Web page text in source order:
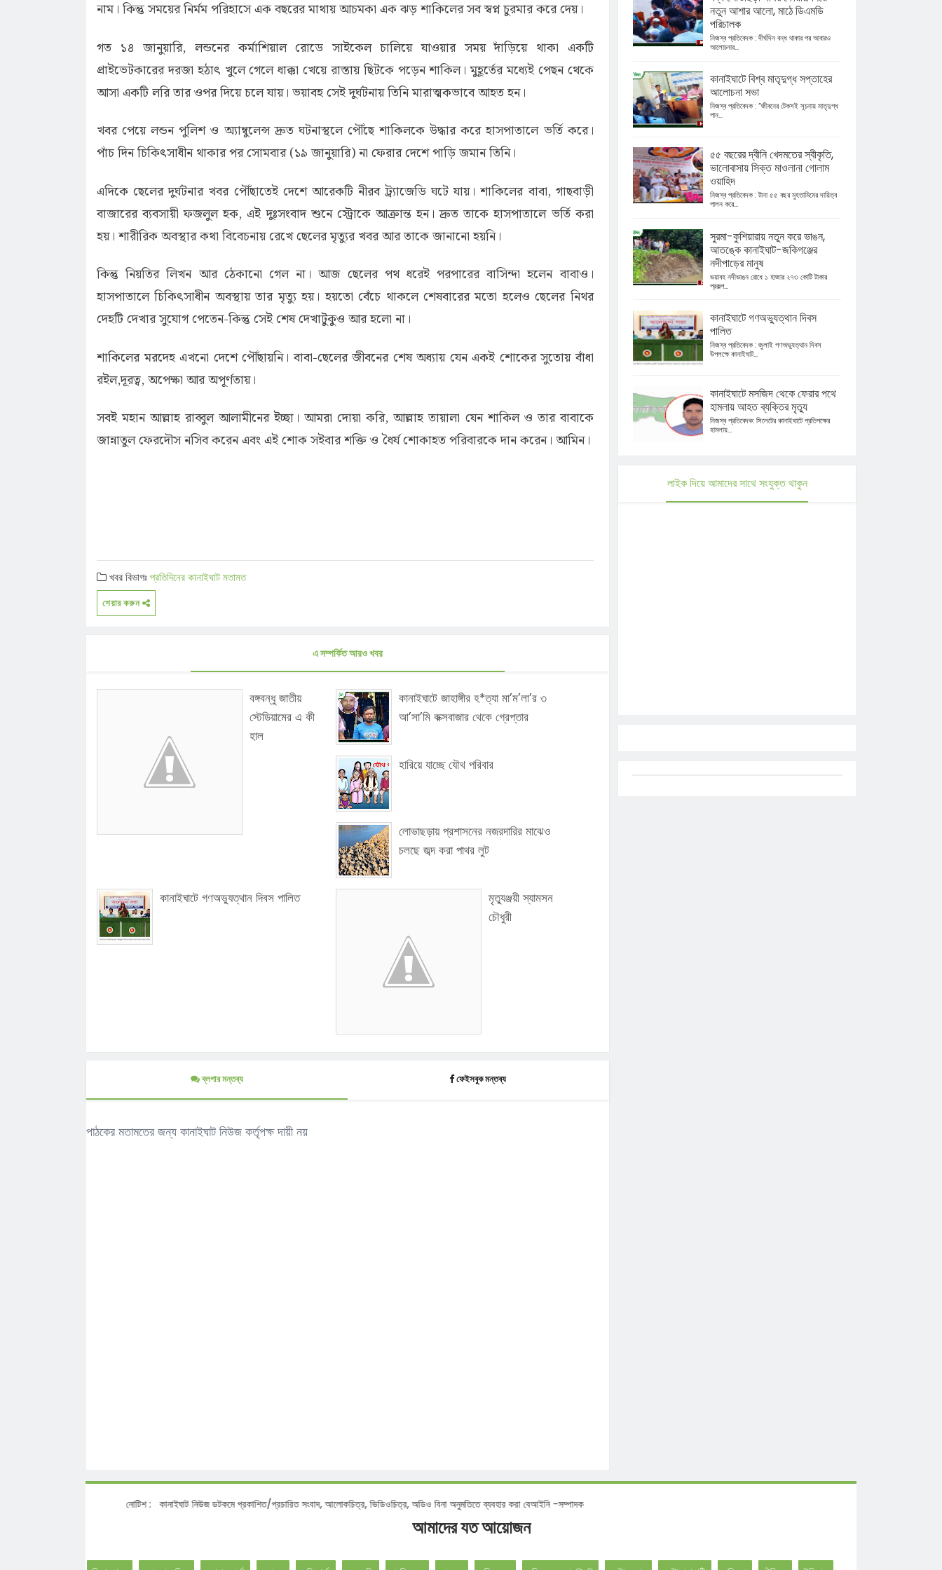
নাম। কিন্তু সময়ের নির্মম পরিহাসে এক বছরের মাথায় আচমকা এক ঝড় শাকিলের সব স্বপ্ন চুরমার করে দেয়।
গত ১৪ জানুয়ারি, লন্ডনের কর্মাশিয়াল রোডে সাইকেল চালিয়ে যাওয়ার সময় দাঁড়িয়ে থাকা একটি
প্রাইভেটকারের দরজা হঠাৎ খুলে গেলে ধাক্কা খেয়ে রাস্তায় ছিটকে পড়েন শাকিল। মুহূর্তের মধ্যেই পেছন থেকে
আসা একটি লরি তার ওপর দিয়ে চলে যায়। ভয়াবহ সেই দুর্ঘটনায় তিনি মারাত্মকভাবে আহত হন।
খবর পেয়ে লন্ডন পুলিশ ও অ্যাম্বুলেন্স দ্রুত ঘটনাস্থলে পৌঁছে শাকিলকে উদ্ধার করে হাসপাতালে ভর্তি করে।
পাঁচ দিন চিকিৎসাধীন থাকার পর সোমবার (১৯ জানুয়ারি) না ফেরার দেশে পাড়ি জমান তিনি।
এদিকে ছেলের দুর্ঘটনার খবর পৌঁছাতেই দেশে আরেকটি নীরব ট্র্যাজেডি ঘটে যায়। শাকিলের বাবা, গাছবাড়ী
বাজারের ব্যবসায়ী ফজলুল হক, এই দুঃসংবাদ শুনে স্ট্রোকে আক্রান্ত হন। দ্রুত তাকে হাসপাতালে ভর্তি করা
হয়। শারীরিক অবস্থার কথা বিবেচনায় রেখে ছেলের মৃত্যুর খবর আর তাকে জানানো হয়নি।
কিন্তু নিয়তির লিখন আর ঠেকানো গেল না। আজ ছেলের পথ ধরেই পরপারের বাসিন্দা হলেন বাবাও।
হাসপাতালে চিকিৎসাধীন অবস্থায় তার মৃত্যু হয়। হয়তো বেঁচে থাকলে শেষবারের মতো হলেও ছেলের নিথর
দেহটি দেখার সুযোগ পেতেন-কিন্তু সেই শেষ দেখাটুকুও আর হলো না।
শাকিলের মরদেহ এখনো দেশে পৌঁছায়নি। বাবা-ছেলের জীবনের শেষ অধ্যায় যেন একই শোকের সুতোয় বাঁধা
রইল,দূরত্ব, অপেক্ষা আর অপূর্ণতায়।
সবই মহান আল্লাহ রাব্বুল আলামীনের ইচ্ছা। আমরা দোয়া করি, আল্লাহ তায়ালা যেন শাকিল ও তার বাবাকে
জান্নাতুল ফেরদৌস নসিব করেন এবং এই শোক সইবার শক্তি ও ধৈর্য শোকাহত পরিবারকে দান করেন। আমিন।
খবর বিভাগঃপ্রতিদিনের কানাইঘাটমতামত
শেয়ার করুন
এ সম্পর্কিত আরও খবর
বঙ্গবন্ধু জাতীয়
স্টেডিয়ামের এ কী
হাল
কানাইঘাটে জাহাঙ্গীর হ*ত্যা মা’ম’লা’র ৩
আ’সা’মি কক্সবাজার থেকে গ্রেপ্তার
হারিয়ে যাচ্ছে যৌথ পরিবার
লোভাছড়ায় প্রশাসনের নজরদারির মাঝেও
চলছে জব্দ করা পাথর লুট
কানাইঘাটে গণঅভ্যুত্থান দিবস পালিত
মৃত্যুঞ্জয়ী স্যামসন
চৌধুরী
ব্লগার মন্তব্য ফেইসবুক মন্তব্য
পাঠকের মতামতের জন্য কানাইঘাট নিউজ কর্তৃপক্ষ দায়ী নয়
নতুন আশার আলো, মাঠে ডিএমডি
পরিচালক
নিজস্ব প্রতিবেদক : দীর্ঘদিন বন্ধ থাকার পর আবারও
আলোচনার...
কানাইঘাটে বিশ্ব মাতৃদুগ্ধ সপ্তাহের
আলোচনা সভা
নিজস্ব প্রতিবেদক : “জীবনের টেকসই সূচনায় মাতৃদুগ্ধ
পান...
৫৫ বছরের দ্বীনি খেদমতের স্বীকৃতি,
ভালোবাসায় সিক্ত মাওলানা গোলাম
ওয়াহিদ
নিজস্ব প্রতিবেদক : টানা ৫৫ বছর মুহতামিমের দায়িত্ব
পালন করে...
সুরমা-কুশিয়ারায় নতুন করে ভাঙন,
আতঙ্কে কানাইঘাট-জকিগঞ্জের
নদীপাড়ের মানুষ
ভয়াবহ নদীভাঙন রোধে ১ হাজার ২৭৩ কোটি টাকার
প্রকল্প...
কানাইঘাটে গণঅভ্যুত্থান দিবস
পালিত
নিজস্ব প্রতিবেদক : জুলাই গণঅভ্যুত্থান দিবস
উপলক্ষে কানাইঘাট...
কানাইঘাটে মসজিদ থেকে ফেরার পথে
হামলায় আহত ব্যক্তির মৃত্যু
নিজস্ব প্রতিবেদক: সিলেটের কানাইঘাটে প্রতিপক্ষের
হামলায়...
লাইক দিয়ে আমাদের সাথে সংযুক্ত থাকুন
কানাইঘাট নিউজ ডটকমে প্রকাশিত/প্রচারিত সংবাদ, আলোকচিত্র, ভিডিওচিত্র, অডিও বিনা অনুমতিতে ব্যবহার করা বেআইনি -সম্পাদক
আমাদের যত আয়োজন